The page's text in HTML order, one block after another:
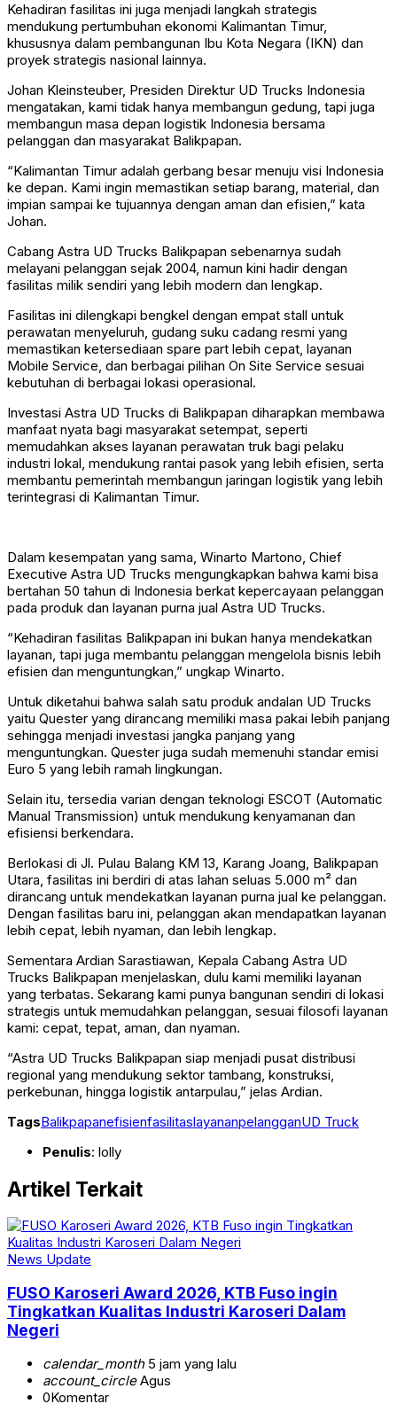
Kehadiran fasilitas ini juga menjadi langkah strategis
mendukung pertumbuhan ekonomi Kalimantan Timur,
khususnya dalam pembangunan Ibu Kota Negara (IKN) dan
proyek strategis nasional lainnya.
Johan Kleinsteuber, Presiden Direktur UD Trucks Indonesia
mengatakan, kami tidak hanya membangun gedung, tapi juga
membangun masa depan logistik Indonesia bersama
pelanggan dan masyarakat Balikpapan.
“Kalimantan Timur adalah gerbang besar menuju visi Indonesia
ke depan. Kami ingin memastikan setiap barang, material, dan
impian sampai ke tujuannya dengan aman dan efisien,” kata
Johan.
Cabang Astra UD Trucks Balikpapan sebenarnya sudah
melayani pelanggan sejak 2004, namun kini hadir dengan
fasilitas milik sendiri yang lebih modern dan lengkap.
Fasilitas ini dilengkapi bengkel dengan empat stall untuk
perawatan menyeluruh, gudang suku cadang resmi yang
memastikan ketersediaan spare part lebih cepat, layanan
Mobile Service, dan berbagai pilihan On Site Service sesuai
kebutuhan di berbagai lokasi operasional.
Investasi Astra UD Trucks di Balikpapan diharapkan membawa
manfaat nyata bagi masyarakat setempat, seperti
memudahkan akses layanan perawatan truk bagi pelaku
industri lokal, mendukung rantai pasok yang lebih efisien, serta
membantu pemerintah membangun jaringan logistik yang lebih
terintegrasi di Kalimantan Timur.
Dalam kesempatan yang sama, Winarto Martono, Chief
Executive Astra UD Trucks mengungkapkan bahwa kami bisa
bertahan 50 tahun di Indonesia berkat kepercayaan pelanggan
pada produk dan layanan purna jual Astra UD Trucks.
“Kehadiran fasilitas Balikpapan ini bukan hanya mendekatkan
layanan, tapi juga membantu pelanggan mengelola bisnis lebih
efisien dan menguntungkan,” ungkap Winarto.
Untuk diketahui bahwa salah satu produk andalan UD Trucks
yaitu Quester yang dirancang memiliki masa pakai lebih panjang
sehingga menjadi investasi jangka panjang yang
menguntungkan. Quester juga sudah memenuhi standar emisi
Euro 5 yang lebih ramah lingkungan.
Selain itu, tersedia varian dengan teknologi ESCOT (Automatic
Manual Transmission) untuk mendukung kenyamanan dan
efisiensi berkendara.
Berlokasi di Jl. Pulau Balang KM 13, Karang Joang, Balikpapan
Utara, fasilitas ini berdiri di atas lahan seluas 5.000 m² dan
dirancang untuk mendekatkan layanan purna jual ke pelanggan.
Dengan fasilitas baru ini, pelanggan akan mendapatkan layanan
lebih cepat, lebih nyaman, dan lebih lengkap.
Sementara Ardian Sarastiawan, Kepala Cabang Astra UD
Trucks Balikpapan menjelaskan, dulu kami memiliki layanan
yang terbatas. Sekarang kami punya bangunan sendiri di lokasi
strategis untuk memudahkan pelanggan, sesuai filosofi layanan
kami: cepat, tepat, aman, dan nyaman.
“Astra UD Trucks Balikpapan siap menjadi pusat distribusi
regional yang mendukung sektor tambang, konstruksi,
perkebunan, hingga logistik antarpulau,” jelas Ardian.
TagsBalikpapanefisienfasilitaslayananpelangganUD Truck
Penulis: lolly
Artikel Terkait
News Update
FUSO Karoseri Award 2026, KTB Fuso ingin
Tingkatkan Kualitas Industri Karoseri Dalam
Negeri
calendar_month5 jam yang lalu
account_circleAgus
0Komentar